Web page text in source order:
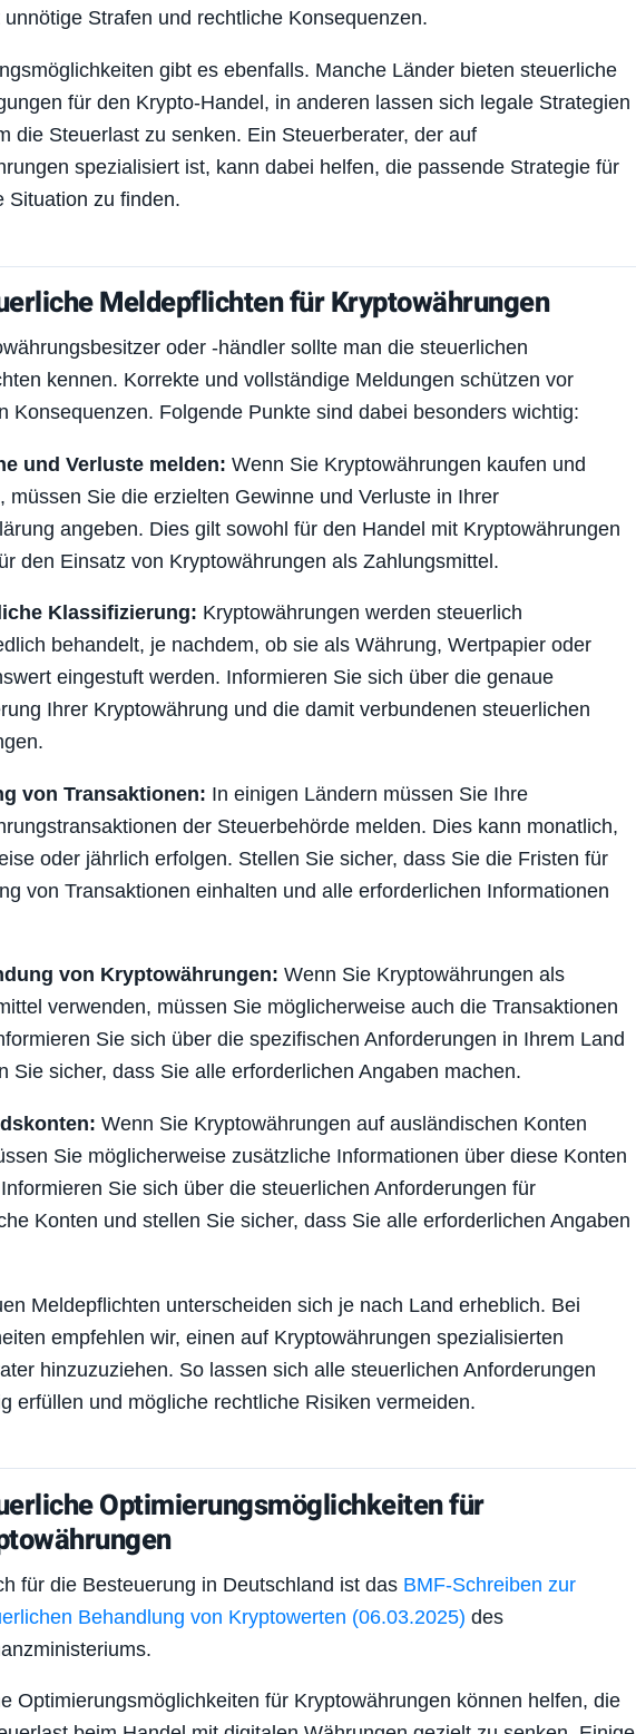
Strafen und rechtliche Konsequenzen.
gibt es ebenfalls. Manche Länder bieten steuerliche
für den Krypto-Handel, in anderen lassen sich legale Strategien
die Steuerlast zu senken. Ein Steuerberater, der auf
spezialisiert ist, kann dabei helfen, die passende Strategie für
Situation zu finden.
Meldepflichten für Kryptowährungen
oder -händler sollte man die steuerlichen
kennen. Korrekte und vollständige Meldungen schützen vor
Konsequenzen. Folgende Punkte sind dabei besonders wichtig:
und Verluste melden: Wenn Sie Kryptowährungen kaufen und
müssen Sie die erzielten Gewinne und Verluste in Ihrer
angeben. Dies gilt sowohl für den Handel mit Kryptowährungen
den Einsatz von Kryptowährungen als Zahlungsmittel.
Klassifizierung: Kryptowährungen werden steuerlich
behandelt, je nachdem, ob sie als Währung, Wertpapier oder
eingestuft werden. Informieren Sie sich über die genaue
Ihrer Kryptowährung und die damit verbundenen steuerlichen
von Transaktionen: In einigen Ländern müssen Sie Ihre
der Steuerbehörde melden. Dies kann monatlich,
oder jährlich erfolgen. Stellen Sie sicher, dass Sie die Fristen für
von Transaktionen einhalten und alle erforderlichen Informationen
von Kryptowährungen: Wenn Sie Kryptowährungen als
verwenden, müssen Sie möglicherweise auch die Transaktionen
Sie sich über die spezifischen Anforderungen in Ihrem Land
Sie sicher, dass Sie alle erforderlichen Angaben machen.
Wenn Sie Kryptowährungen auf ausländischen Konten
Sie möglicherweise zusätzliche Informationen über diese Konten
Sie sich über die steuerlichen Anforderungen für
Konten und stellen Sie sicher, dass Sie alle erforderlichen Angaben
Meldepflichten unterscheiden sich je nach Land erheblich. Bei
empfehlen wir, einen auf Kryptowährungen spezialisierten
hinzuzuziehen. So lassen sich alle steuerlichen Anforderungen
erfüllen und mögliche rechtliche Risiken vermeiden.
Optimierungsmöglichkeiten für
für die Besteuerung in Deutschland ist das BMF-Schreiben zur
Behandlung von Kryptowerten (06.03.2025) des
Optimierungsmöglichkeiten für Kryptowährungen können helfen, die